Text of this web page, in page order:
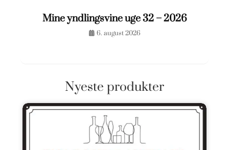
Mine yndlingsvine uge 32 – 2026
6. august 2026
Nyeste produkter